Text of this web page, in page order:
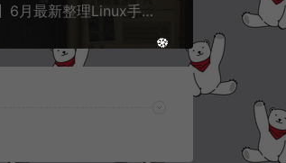
三网H5休闲游戏【守墓人H5】6月最新整理Linux手工服务端+Win一键服务端+解压即玩+简易安卓客户端+详细搭建教程